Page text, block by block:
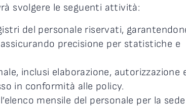
svolgere le seguenti attività:
del personale riservati,
precisione per statistiche e
inclusi elaborazione, autorizzazione
in conformità alle policy.
mensile del personale per la